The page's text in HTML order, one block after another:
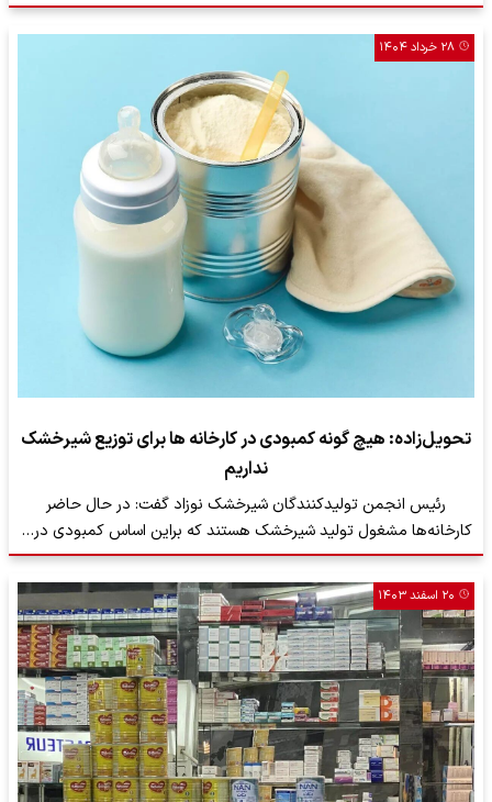
۲۸ خرداد ۱۴۰۴
تحویل‌زاده: هیچ گونه کمبودی در کارخانه ها برای توزیع شیرخشک
نداریم
رئیس انجمن تولیدکنندگان شیرخشک نوزاد گفت: در حال حاضر
کارخانه‌ها مشغول تولید شیرخشک هستند که براین اساس کمبودی در…
۲۰ اسفند ۱۴۰۳